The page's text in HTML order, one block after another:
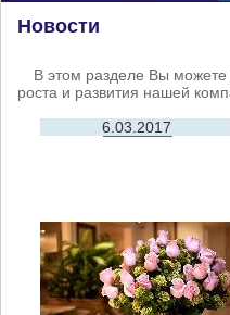
Новости
В этом разделе Вы можете
роста и развития нашей
6.03.2017